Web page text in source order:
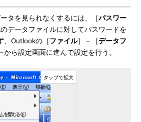
タを見られなくするには、［パスワー
データファイルに対してパスワードを
、Outlookの［ファイル］－［データフ
から設定画面に進んで設定を行う。